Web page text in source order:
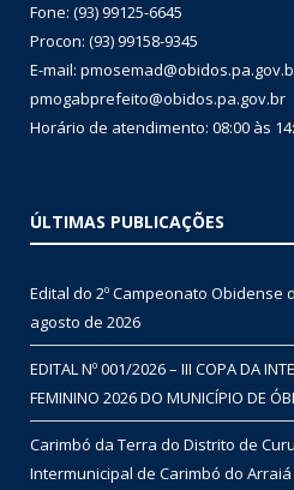
Fone: (93) 99125-6645
Procon: (93) 99158-9345
E-mail:
pmogabprefeito@obidos.pa.gov.br
Horário de atendimento: 08:00 às
ÚLTIMAS PUBLICAÇÕES
Edital do 2º Campeonato Obidense
agosto de 2026
EDITAL Nº 001/2026 – III COPA DA
FEMININO 2026 DO MUNICÍPIO DE
Carimbó da Terra do Distrito de
Intermunicipal de Carimbó do